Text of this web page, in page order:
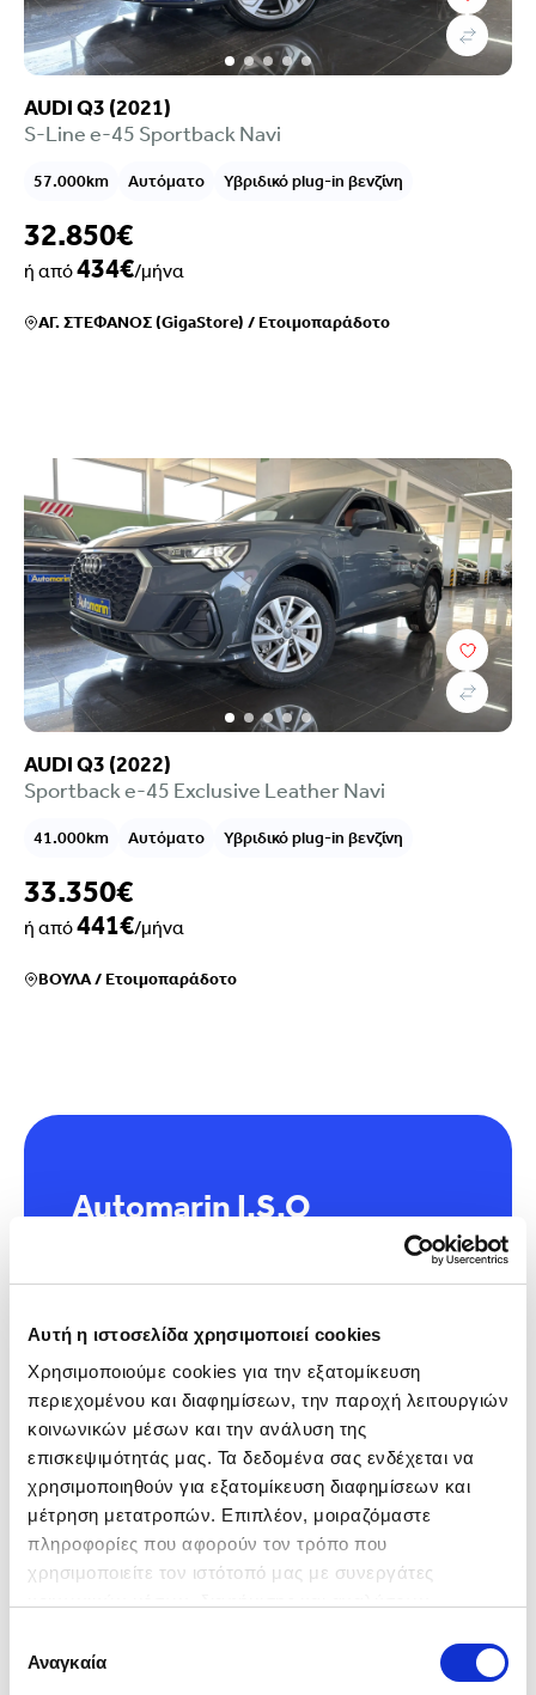
Αυτή η ιστοσελίδα χρησιμοποιεί cookies
Χρησιμοποιούμε cookies για την εξατομίκευση
περιεχομένου και διαφημίσεων, την παροχή λειτουργιών
κοινωνικών μέσων και την ανάλυση της
επισκεψιμότητάς μας. Τα δεδομένα σας ενδέχεται να
χρησιμοποιηθούν για εξατομίκευση διαφημίσεων και
μέτρηση μετατροπών. Επιπλέον, μοιραζόμαστε
πληροφορίες που αφορούν τον τρόπο που
χρησιμοποιείτε τον ιστότοπό μας με συνεργάτες
Δεδομένων Google
), οι οποίοι ενδεχομένως να τις
συνδυάσουν με άλλες πληροφορίες που τους έχετε
συγκατάθεσης
Αναγκαία
AUDI Q3 (2021)
S-Line e-45 Sportback Navi
57.000km Αυτόματο Υβριδικό plug-in βενζίνη
32.850€
ή από434€/μήνα
ΑΓ. ΣΤΕΦΑΝΟΣ (GigaStore) /Ετοιμοπαράδοτο
AUDI Q3 (2022)
Sportback e-45 Exclusive Leather Navi
41.000km Αυτόματο Υβριδικό plug-in βενζίνη
33.350€
ή από441€/μήνα
ΒΟΥΛΑ/Ετοιμοπαράδοτο
Automarin I.S.O
πιστοποιήθηκαν επιτυχώς για 17ο
συνεχόμενο έτος από την TUV Hellas